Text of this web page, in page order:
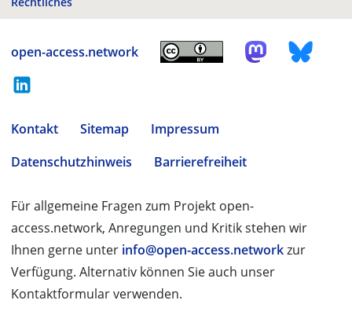
open-access.network
Kontakt Sitemap
Impressum
Datenschutzhinweis
Barrierefreiheit
Für allgemeine Fragen zum Projekt open-
access.network, Anregungen und Kritik stehen wir
Ihnen gerne unter info@open-access.networkzur
Verfügung. Alternativ können Sie auch unser
Kontaktformular verwenden.